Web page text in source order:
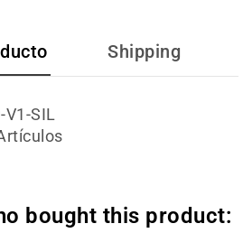
Shipping
V1-SIL
bought this product: